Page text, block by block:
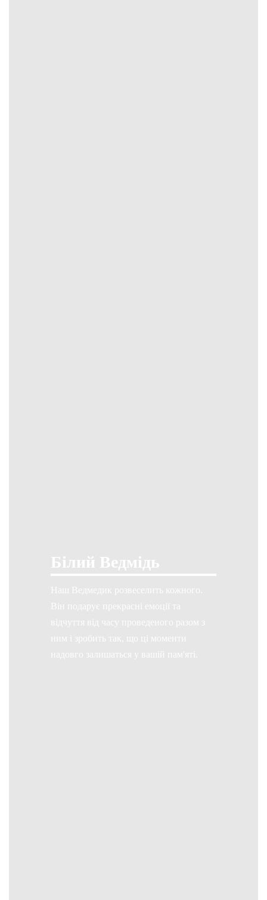
Білий Ведмідь
Наш Ведмедик розвеселить кожного.
Він подарує прекрасні емоції та
відчуття від часу проведеного разом з
ним і зробить так, що ці моменти
надовго залишаться у вашій пам'яті.